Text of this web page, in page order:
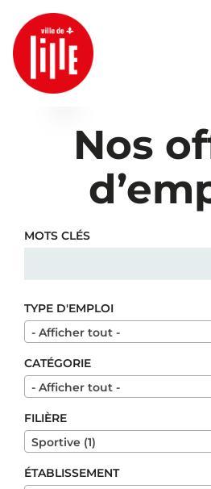
Nos
MOTS CLÉS
TYPE D'EMPLOI
- Afficher tout -
CATÉGORIE
- Afficher tout -
FILIÈRE
Sportive (1)
ÉTABLISSEMENT